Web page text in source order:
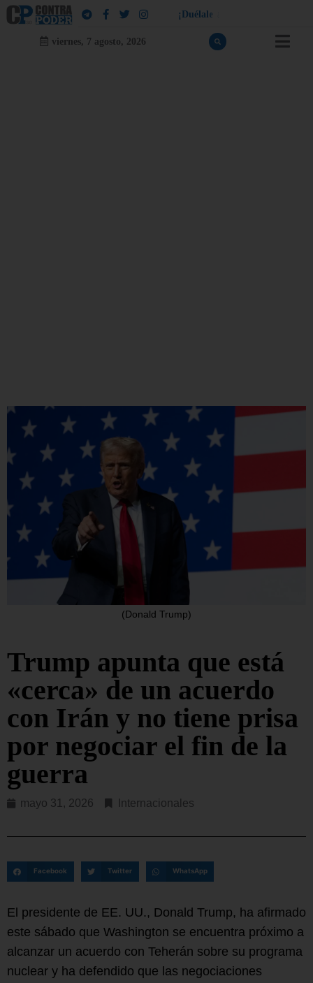
¡ Dué a e
viernes, 7 agosto, 2026
(Donald Trump)
Trump apunta que está
«cerca» de un acuerdo
con Irán y no tiene prisa
por negociar el fin de la
guerra
mayo 31, 2026 Internacionales
Facebook Twitter WhatsApp
El presidente de EE. UU., Donald Trump, ha afirmado
este sábado que Washington se encuentra próximo a
alcanzar un acuerdo con Teherán sobre su programa
nuclear y ha defendido que las negociaciones